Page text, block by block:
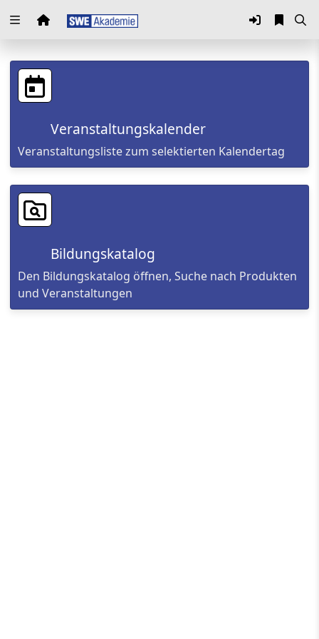
Zuklappen
Loading
Loading
Loading
Loading
Loading
Loading
Veranstaltungskalender
Veranstaltungsliste zum selektierten Kalendertag
Bildungskatalog
Den Bildungskatalog öffnen, Suche nach Produkten
und Veranstaltungen